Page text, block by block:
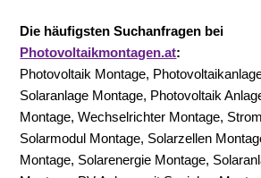
Die häufigsten Suchanfragen bei
Photovoltaikmontagen.at:
Photovoltaik Montage,
Solaranlage Montage, Photovoltaik
Montage, Wechselrichter Montage,
Solarmodul Montage, Solarzellen
Montage, Solarenergie Montage,